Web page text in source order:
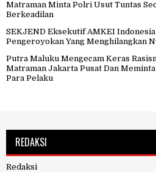
Matraman Minta Polri Usut Tuntas
Berkeadilan
SEKJEND Eksekutif AMKEI
Pengeroyokan Yang Menghilangkan
Putra Maluku Mengecam Keras
Matraman Jakarta Pusat Dan
Para Pelaku
REDAKSI
Redaksi